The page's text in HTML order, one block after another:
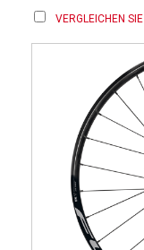
VERGLEICHEN SIE